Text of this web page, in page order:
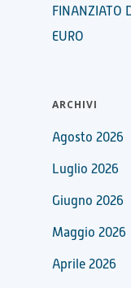
FINANZIATO
EURO
ARCHIVI
Agosto 2026
Luglio 2026
Giugno 2026
Maggio 2026
Aprile 2026